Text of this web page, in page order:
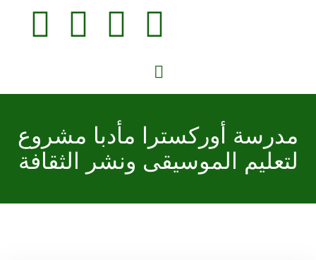
×
مدرسة أوركسترا مأدبا مشروع
لتعليم الموسيقى ونشر الثقافة